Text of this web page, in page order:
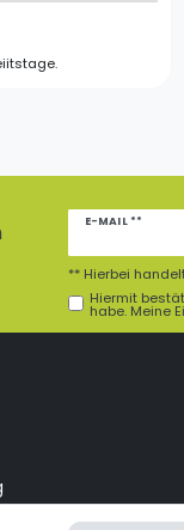
E-MAIL **
Newsletter
Hiermit
habe. Meine
** Hierbei